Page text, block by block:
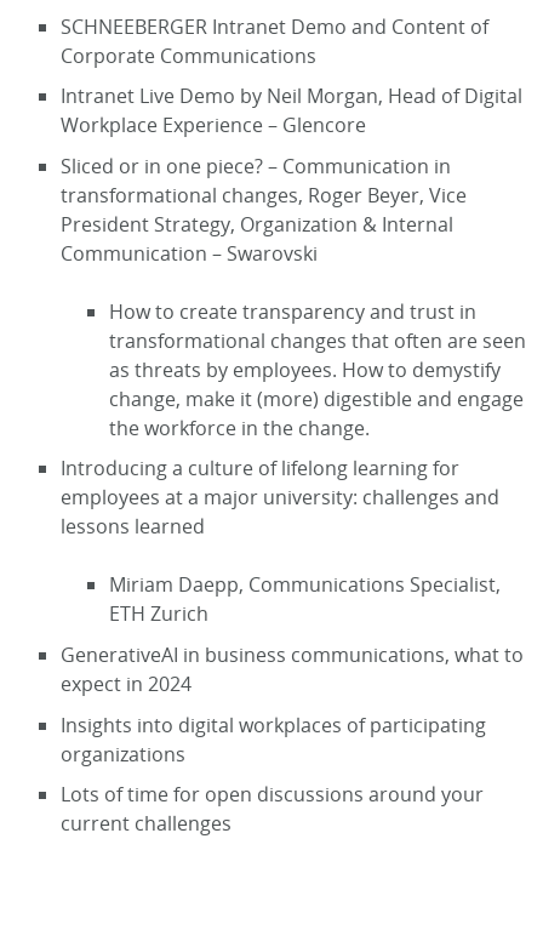
SCHNEEBERGER Intranet Demo and Content of
Corporate Communications
Intranet Live Demo by Neil Morgan, Head of Digital
Workplace Experience – Glencore
Sliced or in one piece? – Communication in
transformational changes, Roger Beyer, Vice
President Strategy, Organization & Internal
Communication – Swarovski
How to create transparency and trust in
transformational changes that often are seen
as threats by employees. How to demystify
change, make it (more) digestible and engage
the workforce in the change.
Introducing a culture of lifelong learning for
employees at a major university: challenges and
lessons learned
Miriam Daepp, Communications Specialist,
ETH Zurich
GenerativeAI in business communications, what to
expect in 2024
Insights into digital workplaces of participating
organizations
Lots of time for open discussions around your
current challenges